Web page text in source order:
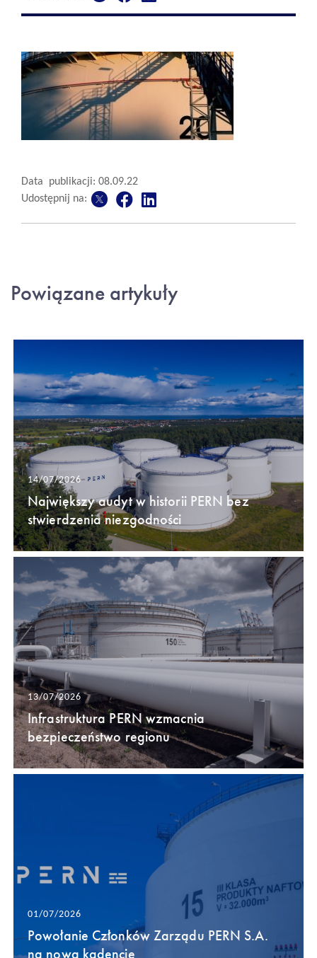
Data publikacji: 08.09.22
Udostępnij na:
Powiązane artykuły
14/07/2026
Największy audyt w historii PERN bez
stwierdzenia niezgodności
13/07/2026
Infrastruktura PERN wzmacnia
bezpieczeństwo regionu
01/07/2026
Powołanie Członków Zarządu PERN S.A.
na nową kadencję